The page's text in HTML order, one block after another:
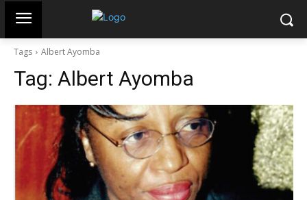
Tags Albert Ayomba
Tag: Albert Ayomba